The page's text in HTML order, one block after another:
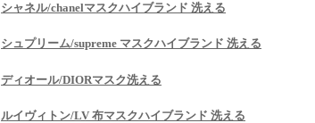
シャネル/chanelマスクハイブランド 洗える
シュプリーム/supreme マスクハイブランド 洗える
ディオール/DIORマスク洗える
ルイヴィトン/LV 布マスクハイブランド 洗える